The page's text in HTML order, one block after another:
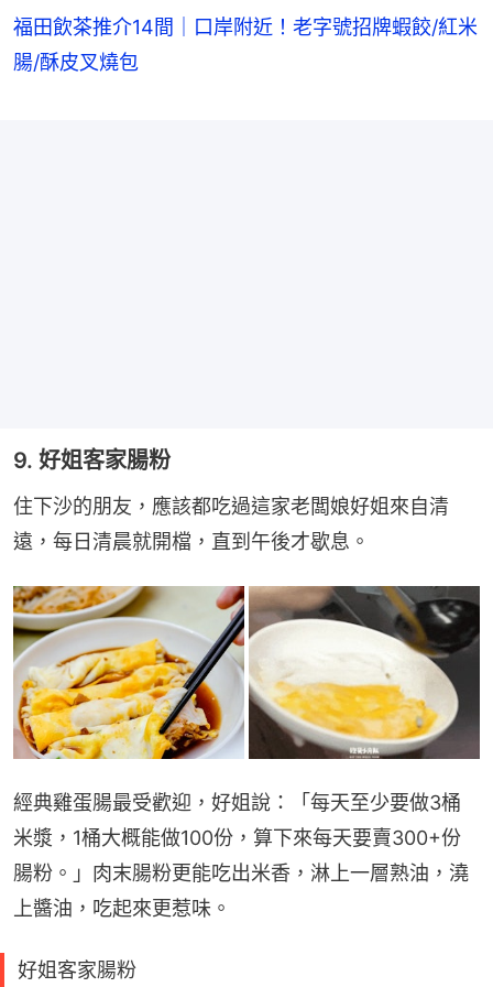
福田飲茶推介14間｜口岸附近！老字號招牌蝦餃/紅米
腸/酥皮叉燒包
9. 好姐客家腸粉
住下沙的朋友，應該都吃過這家老闆娘好姐來自清
遠，每日清晨就開檔，直到午後才歇息。
經典雞蛋腸最受歡迎，好姐說：「每天至少要做3桶
米漿，1桶大概能做100份，算下來每天要賣300+份
腸粉。」肉末腸粉更能吃出米香，淋上一層熟油，澆
上醬油，吃起來更惹味。
好姐客家腸粉